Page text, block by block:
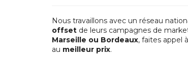
Nous travaillons avec un réseau
offset de leurs campagnes de
Marseille ou Bordeaux, faites appel
au meilleur prix.